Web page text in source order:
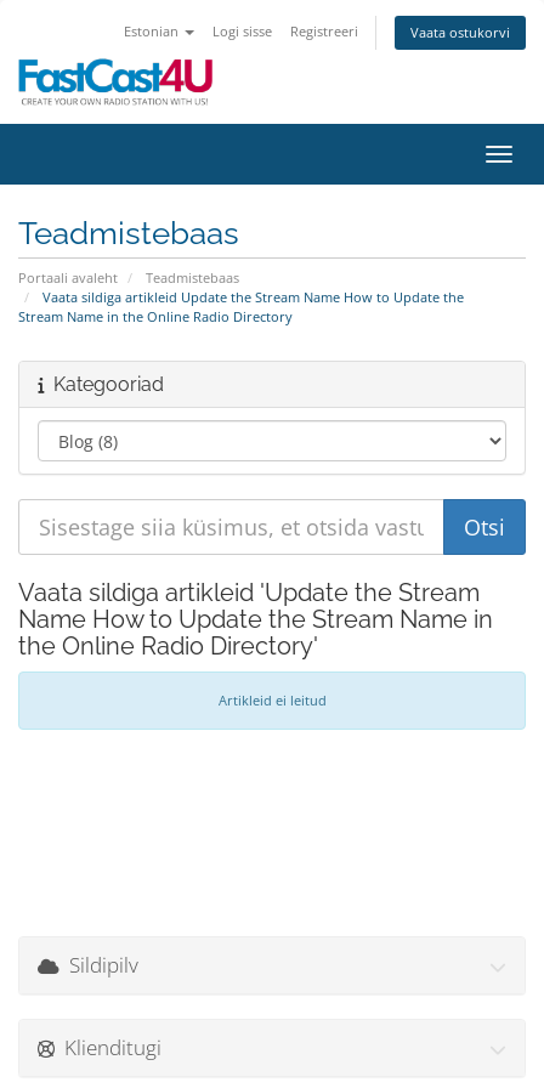
Estonian Logi sisse Registreeri Vaata ostukorvi
Teadmistebaas
Portaali avaleht
Teadmistebaas
Vaata sildiga artikleid Update the Stream Name How to Update the
Stream Name in the Online Radio Directory
Kategooriad
Vaata sildiga artikleid 'Update the Stream
Name How to Update the Stream Name in
the Online Radio Directory'
Artikleid ei leitud
Sildipilv
Klienditugi